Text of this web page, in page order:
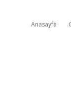
Anasayfa